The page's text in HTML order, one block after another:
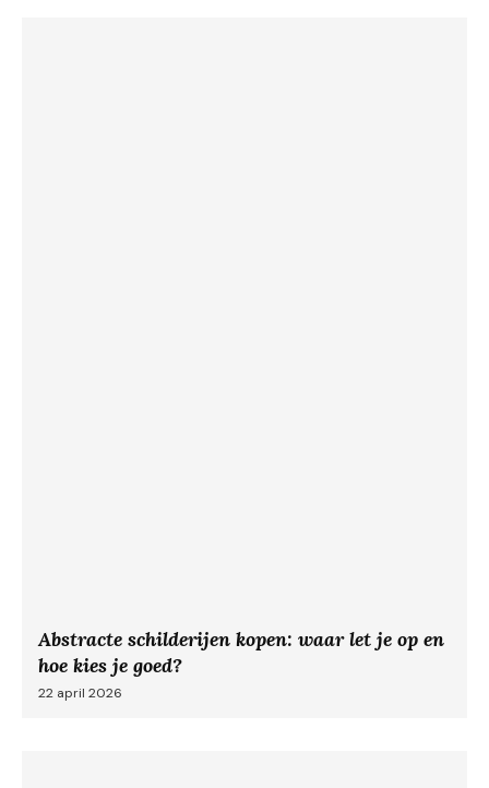
Abstracte schilderijen kopen: waar let je op en
hoe kies je goed?
22 april 2026